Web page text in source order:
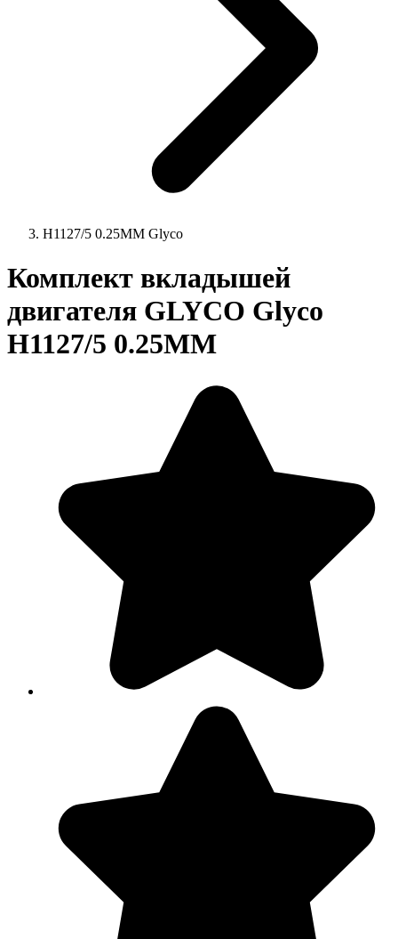
H1127/5 0.25MM Glyco
Комплект вкладышей
двигателя GLYCO Glyco
H1127/5 0.25MM